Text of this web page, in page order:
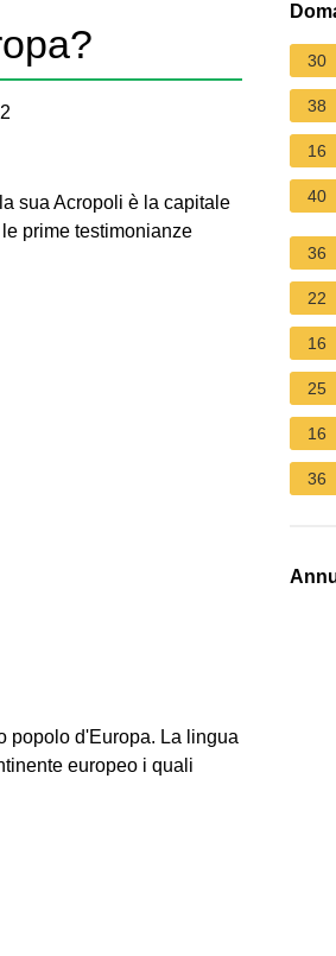
sua Acropoli è la capitale
prime testimonianze
popolo d'Europa. La lingua
europeo i quali
30
38
16
40
36
22
16
25
16
36